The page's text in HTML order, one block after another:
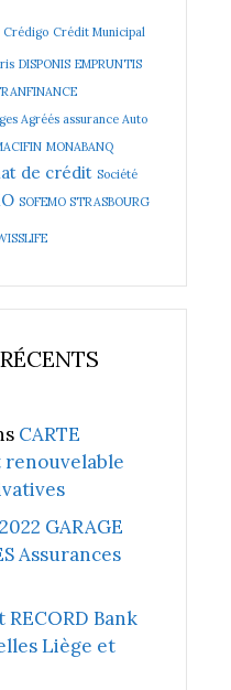
Crédigo Crédit Municipal
DISPONIS EMPRUNTIS
Agréés assurance Auto
MONABANQ
de crédit Société
SOFEMO STRASBOURG
CARTE
renouvelable
GARAGE
Assurances
RECORD Bank
Liège et